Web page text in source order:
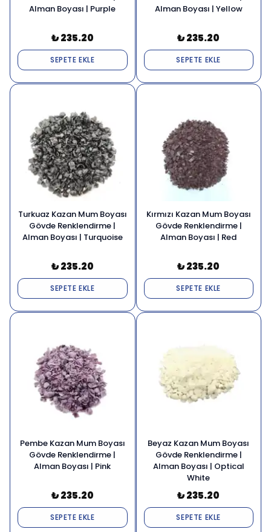
Alman Boyası | Purple
₺ 235.20
SEPETE EKLE
Alman Boyası | Yellow
₺ 235.20
SEPETE EKLE
Turkuaz Kazan Mum Boyası
Gövde Renklendirme |
Alman Boyası | Turquoise
₺ 235.20
SEPETE EKLE
Kırmızı Kazan Mum Boyası
Gövde Renklendirme |
Alman Boyası | Red
₺ 235.20
SEPETE EKLE
Pembe Kazan Mum Boyası
Gövde Renklendirme |
Alman Boyası | Pink
₺ 235.20
SEPETE EKLE
Beyaz Kazan Mum Boyası
Gövde Renklendirme |
Alman Boyası | Optical
White
₺ 235.20
SEPETE EKLE